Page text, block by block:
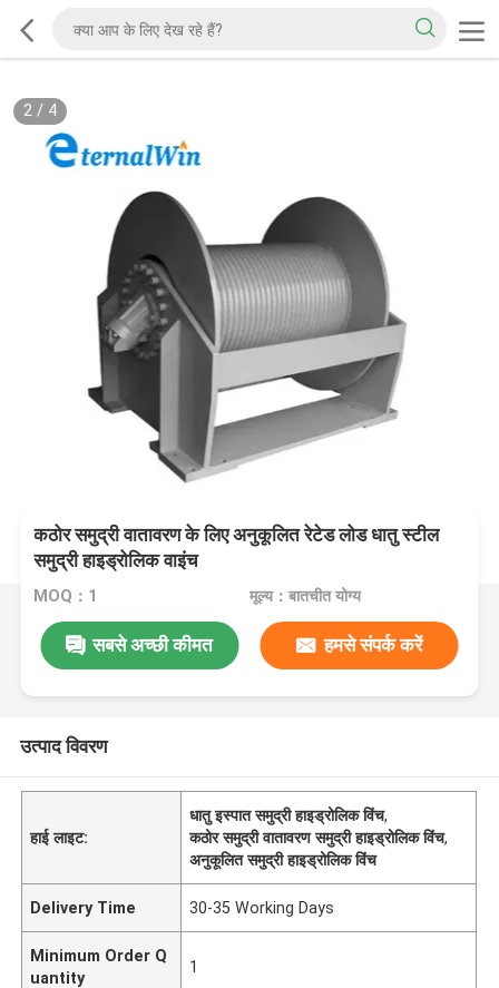
2/ 4
कठोर समुद्री वातावरण के लिए अनुकूलित रेटेड लोड धातु स्टील
समुद्री हाइड्रोलिक वाइंच
MOQ：1 मूल्य：बातचीत योग्य
सबसे अच्छी कीमत हमसे संपर्क करें
उत्पाद विवरण
हाई लाइट:
धातु इस्पात समुद्री हाइड्रोलिक विंच,
कठोर समुद्री वातावरण समुद्री हाइड्रोलिक विंच,
अनुकूलित समुद्री हाइड्रोलिक विंच
Delivery Time 30-35 Working Days
Minimum Order Q
uantity
1